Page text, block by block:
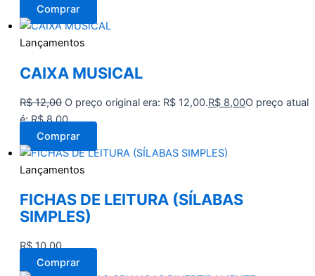
Comprar
Lançamentos
CAIXA MUSICAL
R$12,00 O preço original era: R$ 12,00.R$ 8,00O preço atual
é: R$ 8,00.
Comprar
Lançamentos
FICHAS DE LEITURA (SÍLABAS
SIMPLES)
R$10,00
Comprar